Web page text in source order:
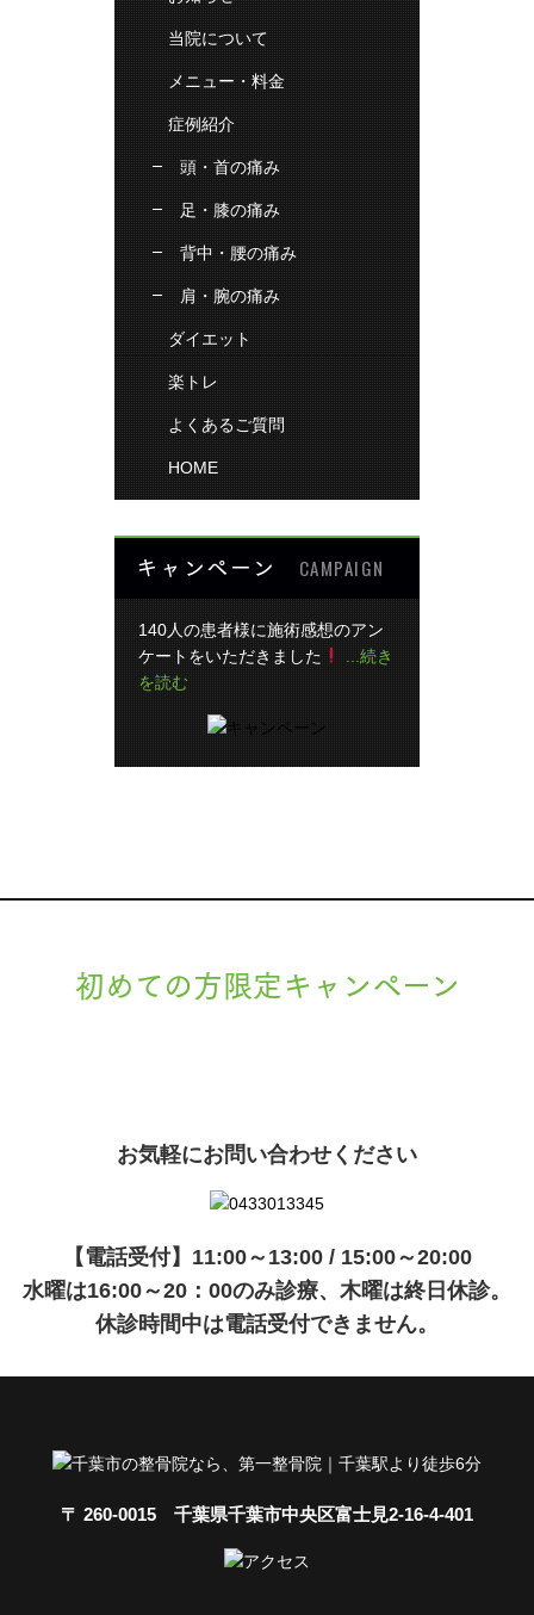
当院について
メニュー・料金
症例紹介
頭・首の痛み
足・膝の痛み
背中・腰の痛み
肩・腕の痛み
ダイエット
楽トレ
よくあるご質問
HOME
キャンペーン CAMPAIGN
140人の患者様に施術感想のアン
ケートをいただきました
...続き
を読む
初めての方限定キャンペーン
お気軽にお問い合わせください
【電話受付】11:00～13:00 / 15:00～20:00
水曜は16:00～20：00のみ診療、木曜は終日休診。
休診時間中は電話受付できません。
〒 260-0015 千葉県千葉市中央区富士見2-16-4-401